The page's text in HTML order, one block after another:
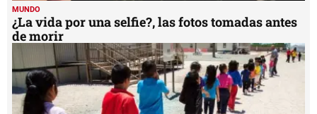
MUNDO
¿La vida por una selfie?, las fotos tomadas antes
de morir